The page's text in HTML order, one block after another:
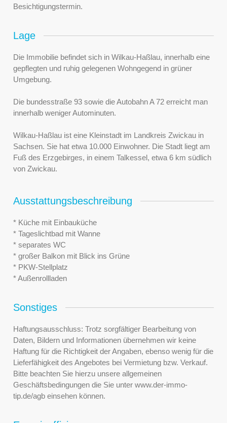
Besichtigungstermin.
Lage
Die Immobilie befindet sich in Wilkau-Haßlau, innerhalb eine
gepflegten und ruhig gelegenen Wohngegend in grüner
Umgebung.
Die bundesstraße 93 sowie die Autobahn A 72 erreicht man
innerhalb weniger Autominuten.
Wilkau-Haßlau ist eine Kleinstadt im Landkreis Zwickau in
Sachsen. Sie hat etwa 10.000 Einwohner. Die Stadt liegt am
Fuß des Erzgebirges, in einem Talkessel, etwa 6 km südlich
von Zwickau.
Ausstattungsbeschreibung
* Küche mit Einbauküche
* Tageslichtbad mit Wanne
* separates WC
* großer Balkon mit Blick ins Grüne
* PKW-Stellplatz
* Außenrollladen
Sonstiges
Haftungsausschluss: Trotz sorgfältiger Bearbeitung von
Daten, Bildern und Informationen übernehmen wir keine
Haftung für die Richtigkeit der Angaben, ebenso wenig für die
Lieferfähigkeit des Angebotes bei Vermietung bzw. Verkauf.
Bitte beachten Sie hierzu unsere allgemeinen
Geschäftsbedingungen die Sie unter www.der-immo-
tip.de/agb einsehen können.